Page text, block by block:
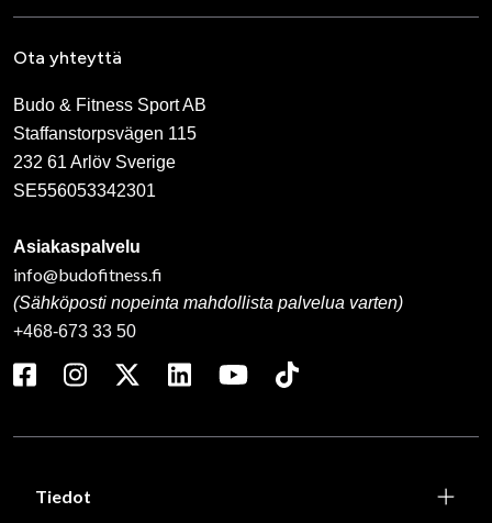
Ota yhteyttä
Budo & Fitness Sport AB
Staffanstorpsvägen 115
232 61 Arlöv Sverige
SE556053342301
Asiakaspalvelu
info@budofitness.fi
(Sähköposti nopeinta mahdollista palvelua varten)
+468-673 33 50
Tiedot